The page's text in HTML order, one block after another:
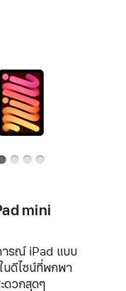
mini
ารณ์ iPad แบบ
นดีไซน์ที่พกพา
ดวกสุดๆ